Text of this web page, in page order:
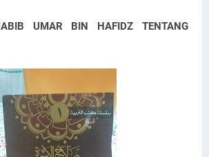
UMAR BIN HAFIDZ TENTANG